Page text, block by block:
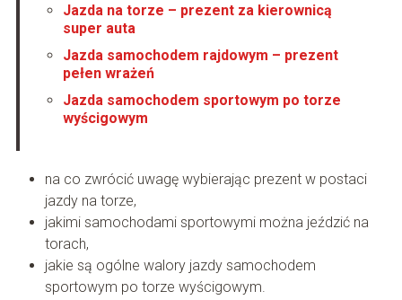
Jazda na torze – prezent za kierownicą
super auta
Jazda samochodem rajdowym – prezent
pełen wrażeń
Jazda samochodem sportowym po torze
wyścigowym
na co zwrócić uwagę wybierając prezent w postaci
jazdy na torze,
jakimi samochodami sportowymi można jeździć na
torach,
jakie są ogólne walory jazdy samochodem
sportowym po torze wyścigowym.